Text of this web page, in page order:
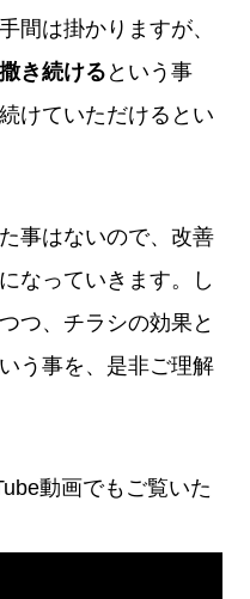
間は掛かりますが、
き続ける という事
けていただけるとい
事はないので、改善
なっていきます。し
つ、チラシの効果と
う事を、是非ご理解
動画でもご覧いた